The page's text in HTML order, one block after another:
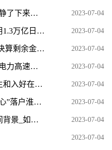
法媒：“法国的城市暴力平静了下来，局势似已缓和” 2023-07-04
世界热头条丨日本决定使用1.3万亿日元决算剩余金强化防卫力量 2023-07-04
日本决定使用1.3万亿日元决算剩余金强化防卫力量 2023-07-04
为23℃的曾家山再添一条“电力高速路”-天天新要闻 2023-07-04
海日生残夜江春入旧年的生和入好在哪里（海日生残夜江春入旧年生和入妙在何处） 环球速递 2023-07-04
“淮安一院前列癌筛查分中心”落户淮安瑞济医院-当前热点 2023-07-04
焦点关注：如何设置qq空间背景_如何设置QQ空间背景音乐 2023-07-04
2023-07-04